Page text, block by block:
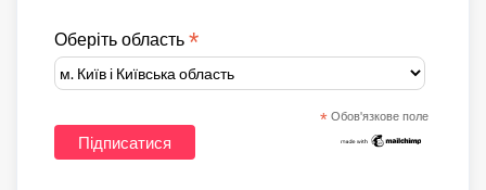
Оберіть область *
* Обов'язкове поле